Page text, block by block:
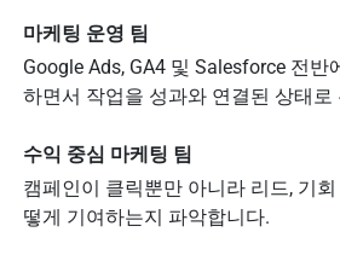
마케팅 운영 팀
Google Ads, GA4 및 Salesforce 전
하면서 작업을 성과와 연결된 상태로
수익 중심 마케팅 팀
캠페인이 클릭뿐만 아니라 리드, 기
떻게 기여하는지 파악합니다.